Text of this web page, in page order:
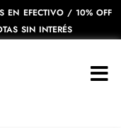
EN EFECTIVO / 10% OFF
SIN INTERÉS